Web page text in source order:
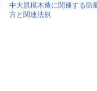
中大規模木造に関連する防
方と関連法規